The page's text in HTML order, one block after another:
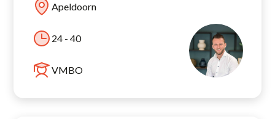
Apeldoorn
24 - 40
VMBO